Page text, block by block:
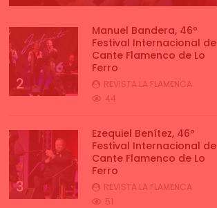
2
Manuel Bandera, 46º
Festival Internacional de
Cante Flamenco de Lo
Ferro
REVISTA LA FLAMENCA
44
3
Ezequiel Benítez, 46º
Festival Internacional de
Cante Flamenco de Lo
Ferro
REVISTA LA FLAMENCA
51